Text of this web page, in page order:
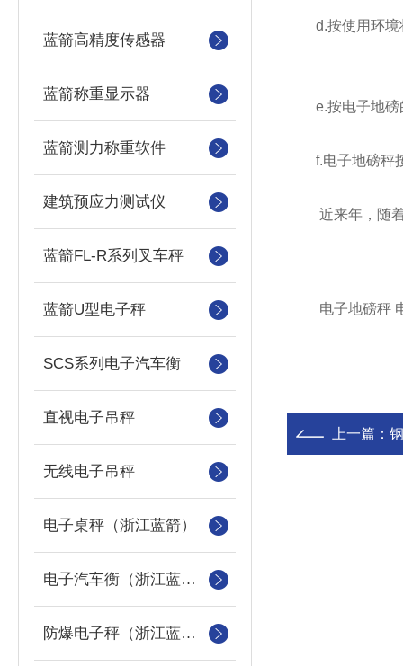
蓝箭高精度传感器
蓝箭称重显示器
蓝箭测力称重软件
建筑预应力测试仪
蓝箭FL-R系列叉车秤
蓝箭U型电子秤
SCS系列电子汽车衡
直视电子吊秤
无线电子吊秤
电子桌秤（浙江蓝箭）
电子汽车衡（浙江蓝箭汽车衡）
防爆电子秤（浙江蓝箭防爆秤）
d.按使用环境状
e.按电子地磅的
f.电子地磅秤按
近来年，随着
电子地磅秤
上一篇：